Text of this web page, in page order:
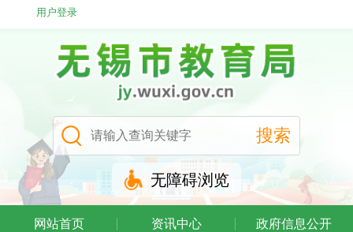
用户登录
无障碍浏览
网站首页 资讯中心
政府信息公开